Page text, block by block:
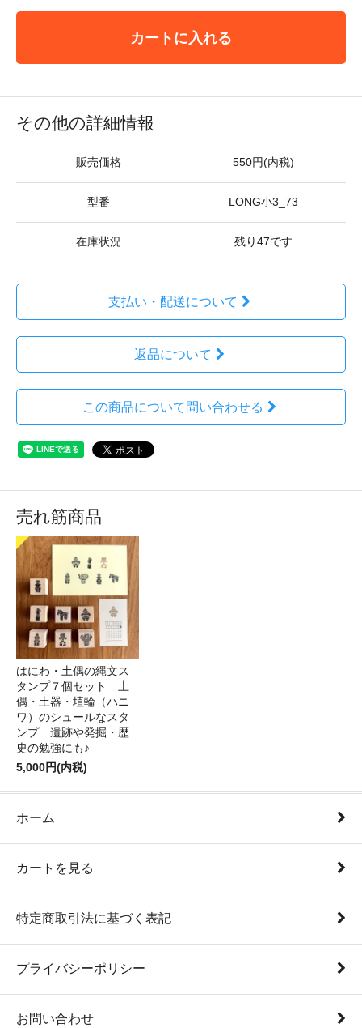
カートに入れる
その他の詳細情報
販売価格 550円(内税)
型番 LONG小3_73
在庫状況 残り47です
支払い・配送について
返品について
この商品について問い合わせる
売れ筋商品
はにわ・土偶の縄文ス
タンプ７個セット 土
偶・土器・埴輪（ハニ
ワ）のシュールなスタ
ンプ 遺跡や発掘・歴
史の勉強にも♪
5,000円(内税)
ホーム
カートを見る
特定商取引法に基づく表記
プライバシーポリシー
お問い合わせ